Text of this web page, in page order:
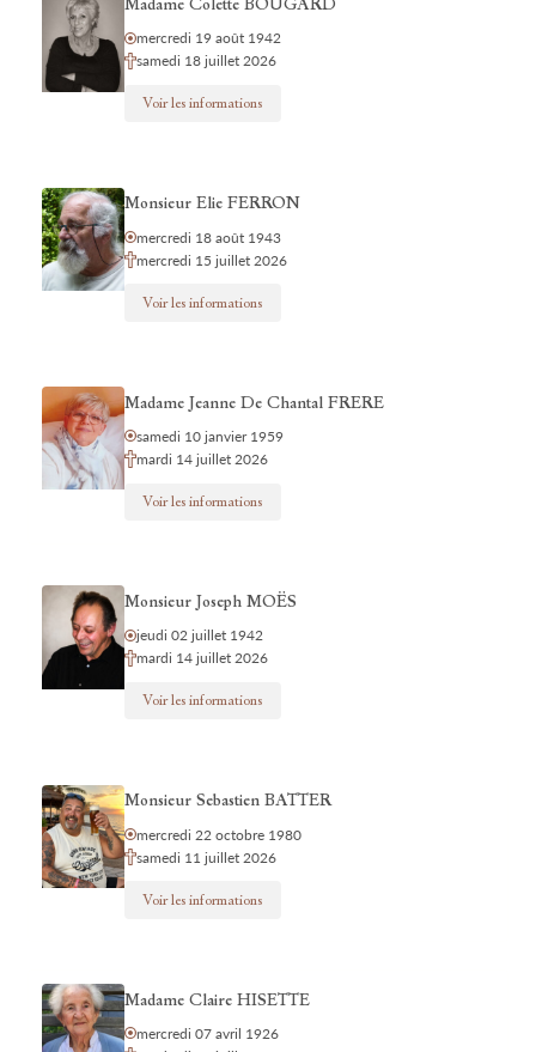
Madame Colette BOUGARD
mercredi 19 août 1942
samedi 18 juillet 2026
Voir les informations
Monsieur Elie FERRON
mercredi 18 août 1943
mercredi 15 juillet 2026
Voir les informations
Madame Jeanne De Chantal FRERE
samedi 10 janvier 1959
mardi 14 juillet 2026
Voir les informations
Monsieur Joseph MOËS
jeudi 02 juillet 1942
mardi 14 juillet 2026
Voir les informations
Monsieur Sebastien BATTER
mercredi 22 octobre 1980
samedi 11 juillet 2026
Voir les informations
Madame Claire HISETTE
mercredi 07 avril 1926